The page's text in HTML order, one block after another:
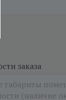
заказа